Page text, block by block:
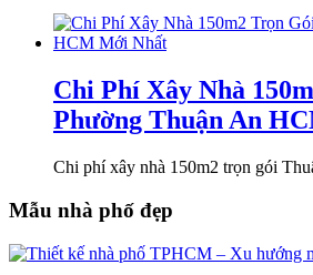
Chi Phí Xây Nhà
Phường Thuận An
Chi phí xây nhà 150m2 trọn gói
Mẫu nhà phố đẹp